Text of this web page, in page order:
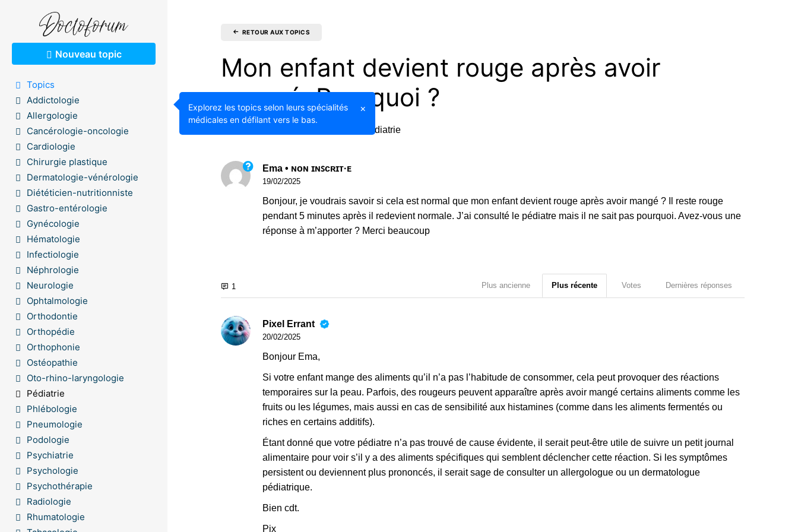
Nouveau topic
Topics
Addictologie
Allergologie
Cancérologie-oncologie
Cardiologie
Chirurgie plastique
Dermatologie-vénérologie
Diététicien-nutritionniste
Gastro-entérologie
Gynécologie
Hématologie
Infectiologie
Néphrologie
Neurologie
Ophtalmologie
Orthodontie
Orthopédie
Orthophonie
Ostéopathie
Oto-rhino-laryngologie
Pédiatrie
Phlébologie
Pneumologie
Podologie
Psychiatrie
Psychologie
Psychothérapie
Radiologie
Rhumatologie
RETOUR AUX TOPICS
Mon enfant devient rouge après avoir
mangé, Pourquoi ?
Pédiatrie
Ema • ɴᴏɴ ɪɴꜱᴄʀɪᴛ·ᴇ
19/02/2025
Bonjour, je voudrais savoir si cela est normal que mon enfant devient rouge après avoir mangé ? Il reste rouge
pendant 5 minutes après il redevient normale. J’ai consulté le pédiatre mais il ne sait pas pourquoi. Avez-vous une
réponse à m’apporter ? Merci beaucoup
Dernières réponses
Votes
Plus récente
Plus ancienne
Pixel Errant
20/02/2025
Bonjour Ema,
Si votre enfant mange des aliments qu’il n’a pas l’habitude de consommer, cela peut provoquer des réactions
temporaires sur la peau. Parfois, des rougeurs peuvent apparaître après avoir mangé certains aliments comme les
fruits ou les légumes, mais aussi en cas de sensibilité aux histamines (comme dans les aliments fermentés ou
riches en certains additifs).
Étant donné que votre pédiatre n’a pas trouvé de cause évidente, il serait peut-être utile de suivre un petit journal
alimentaire pour voir s’il y a des aliments spécifiques qui semblent déclencher cette réaction. Si les symptômes
persistent ou deviennent plus prononcés, il serait sage de consulter un allergologue ou un dermatologue
pédiatrique.
Bien cdt.
Pix
Explorez les topics selon leurs spécialités
médicales en défilant vers le bas.
×